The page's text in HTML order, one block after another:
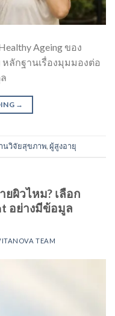
Ageing ของ
ลักฐานเรื่องมุมมองต่อ
→
นวิจัยสุขภาพ,ผู้สูงอายุ
ผิวไหม? เลือก
อย่างมีข้อมูล
TEAM